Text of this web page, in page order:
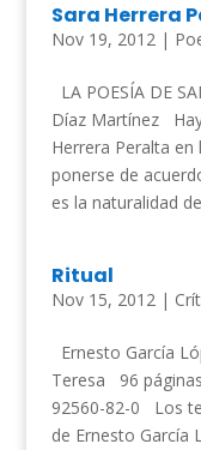
Sara Herrera
Nov 19, 2012|
LA POESÍA DE
Díaz Martínez
Herrera Peralta
ponerse de
es la naturalidad
Ritual
Nov 15, 2012|
Ernesto García
Teresa 96
92560-82-0 Los
de Ernesto García